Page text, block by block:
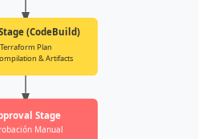
(CodeBuild)
Terraform Plan
& Artifacts
Stage
Manual